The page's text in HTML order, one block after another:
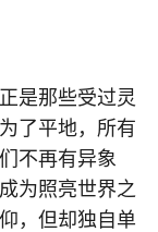
是那些受过灵
了平地，所有
不再有异象
为照亮世界之
，但却独自单